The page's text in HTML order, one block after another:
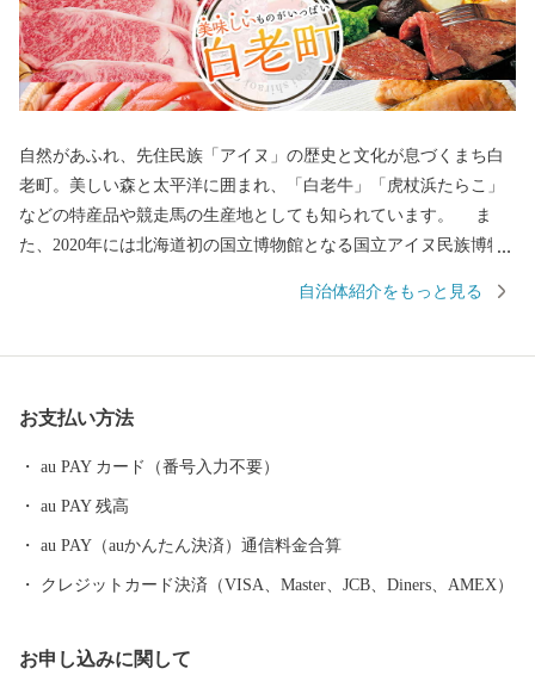
自然があふれ、先住民族「アイヌ」の歴史と文化が息づくまち白
老町。美しい森と太平洋に囲まれ、「白老牛」「虎杖浜たらこ」
などの特産品や競走馬の生産地としても知られています。 ま
た、2020年には北海道初の国立博物館となる国立アイヌ民族博物
化復興・創造の拠点として開設されました。 見どころ満載の白老
自治体紹介をもっと見る
お支払い方法
au PAY カード（番号入力不要）
au PAY 残高
au PAY（auかんたん決済）通信料金合算
クレジットカード決済（VISA、Master、JCB、Diners、AMEX）
お申し込みに関して